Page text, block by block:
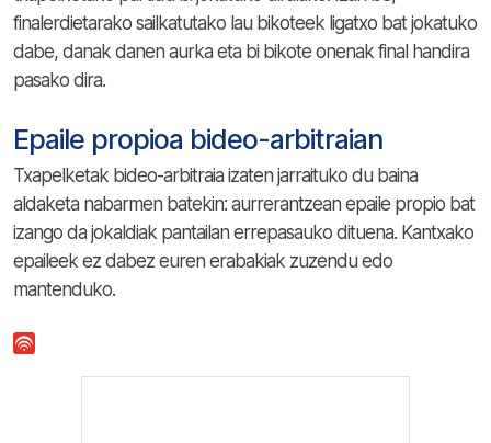
finalerdietarako sailkatutako lau bikoteek ligatxo bat jokatuko
dabe, danak danen aurka eta bi bikote onenak final handira
pasako dira.
Epaile propioa bideo-arbitraian
Txapelketak bideo-arbitraia izaten jarraituko du baina
aldaketa nabarmen batekin: aurrerantzean epaile propio bat
izango da jokaldiak pantailan errepasauko dituena. Kantxako
epaileek ez dabez euren erabakiak zuzendu edo
mantenduko.